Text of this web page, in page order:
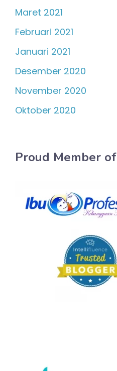
Maret 2021
Februari 2021
Januari 2021
Desember 2020
November 2020
Oktober 2020
Proud Member of